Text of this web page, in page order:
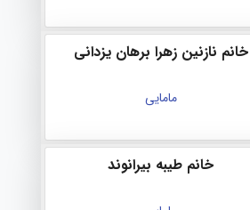
خانم نازنین زهرا برهان یزدانی
مامایی
خانم طیبه بیرانوند